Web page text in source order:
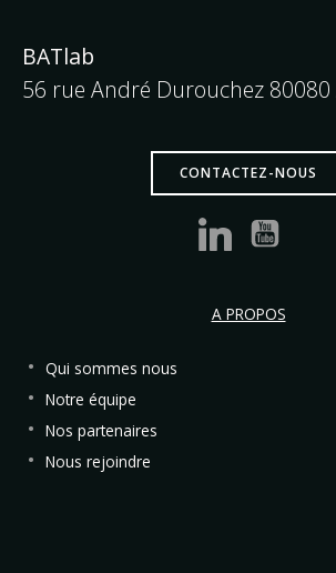
BATlab
56 rue André Durouchez 80080
CONTACTEZ-NOUS
A PROPOS
Qui sommes nous
Notre équipe
Nos partenaires
Nous rejoindre